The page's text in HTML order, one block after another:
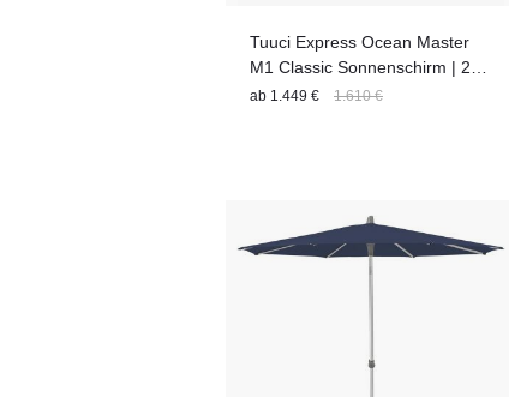
Tuuci Express Ocean Master
M1 Classic Sonnenschirm | 225
x 225 cm
ab 1.449 € 1.610 €